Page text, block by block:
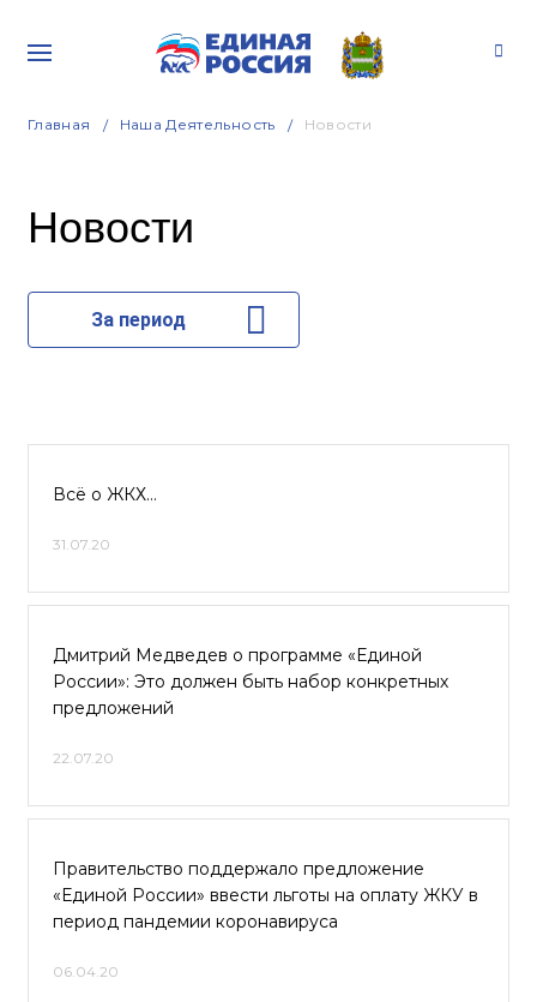
Главная Наша Деятельность Новости
Новости
За период
Всё о ЖКХ…
31.07.20
Дмитрий Медведев о программе «Единой
России»: Это должен быть набор конкретных
предложений
22.07.20
Правительство поддержало предложение
«Единой России» ввести льготы на оплату ЖКУ в
период пандемии коронавируса
06.04.20